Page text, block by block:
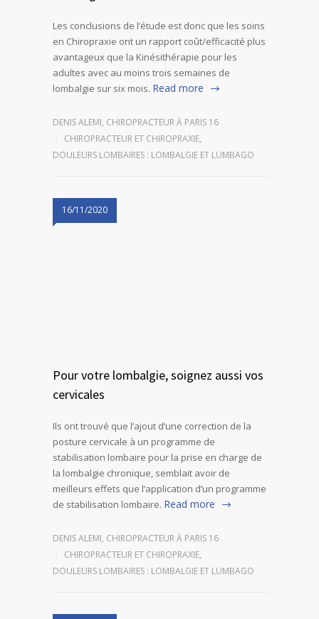
Les conclusions de l’étude est donc que les soins
en Chiropraxie ont un rapport coût/efficacité plus
avantageux que la Kinésithérapie pour les
adultes avec au moins trois semaines de
lombalgie sur six mois. Read more
DENIS ALEMI, CHIROPRACTEUR À PARIS 16
CHIROPRACTEUR ET CHIROPRAXIE,
DOULEURS LOMBAIRES : LOMBALGIE ET LUMBAGO
16/11/2020
Pour votre lombalgie, soignez aussi vos
cervicales
Ils ont trouvé que l’ajout d’une correction de la
posture cervicale à un programme de
stabilisation lombaire pour la prise en charge de
la lombalgie chronique, semblait avoir de
meilleurs effets que l’application d’un programme
de stabilisation lombaire. Read more
DENIS ALEMI, CHIROPRACTEUR À PARIS 16
CHIROPRACTEUR ET CHIROPRAXIE,
DOULEURS LOMBAIRES : LOMBALGIE ET LUMBAGO